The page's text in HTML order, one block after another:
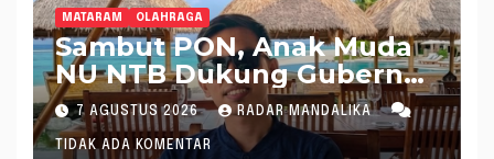
MATARAM OLAHRAGA
Sambut PON, Anak Muda
NU NTB Dukung Gubernur
Pimpin KONI NTB
7 AGUSTUS 2026 RADAR MANDALIKA
TIDAK ADA KOMENTAR